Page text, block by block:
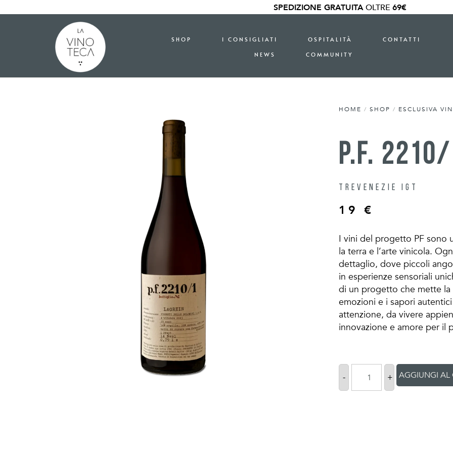
SPEDIZIONE GRATUITAOLTRE 69€
SHOP I CONSIGLIATI OSPITALITÀ
CONTATTI
NEWS
COMMUNITY
HOME / SHOP / ESCLUSIVA
p.f.
Trevenezie IGT
19 €
I vini del progetto PF sono
la terra e l’arte vinicola.
dettaglio, dove piccoli
in esperienze sensoriali
di un progetto che mette la
emozioni e i sapori
attenzione, da vivere
innovazione e amore per il
- + AGGIUNGI AL